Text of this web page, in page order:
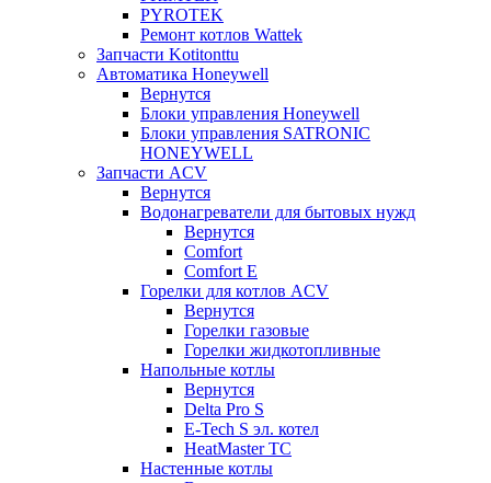
PYROTEK
Ремонт котлов Wattek
Запчасти Kotitonttu
Автоматика Honeywеll
Вернутся
Блоки управления Honeywell
Блоки управления SATRONIC
HONEYWELL
Запчасти ACV
Вернутся
Водонагреватели для бытовых нужд
Вернутся
Comfort
Comfort E
Горелки для котлов ACV
Вернутся
Горелки газовые
Горелки жидкотопливные
Напольные котлы
Вернутся
Delta Pro S
E-Tech S эл. котел
HeatMaster TC
Настенные котлы